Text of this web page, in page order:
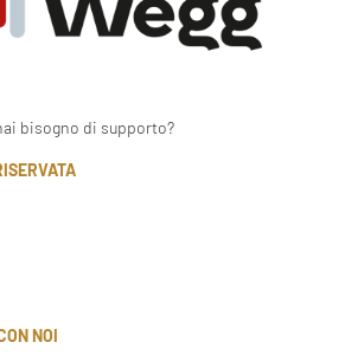
bisogno di supporto?
NOI